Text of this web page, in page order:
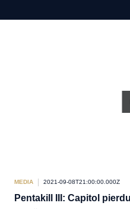
MEDIA 2021-09-08T21:00:00.000Z
Pentakill III: Capitol